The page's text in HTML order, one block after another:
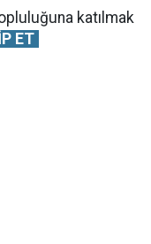
katılmak
ET